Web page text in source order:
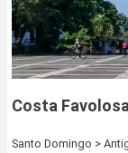
Costa Favolosa
Santo Domingo >